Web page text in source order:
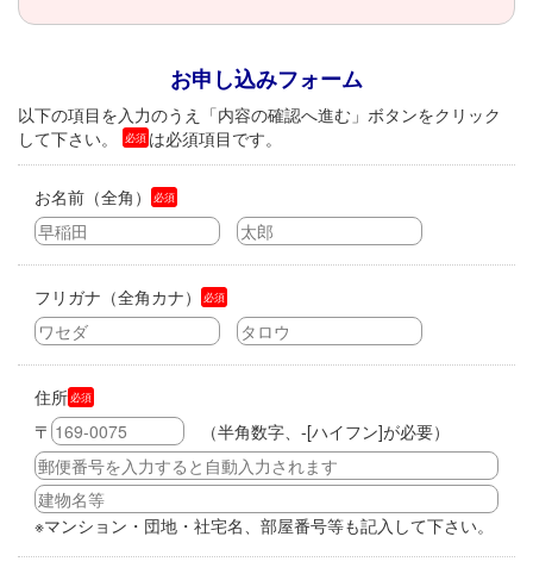
お申し込みフォーム
以下の項目を入力のうえ「内容の確認へ進む」ボタンをクリック
して下さい。
必須 は必須項目です。
お名前（全角） 必須
フリガナ（全角カナ） 必須
住所必須
〒 （半角数字、-[ハイフン]が必要）
※マンション・団地・社宅名、部屋番号等も記入して下さい。